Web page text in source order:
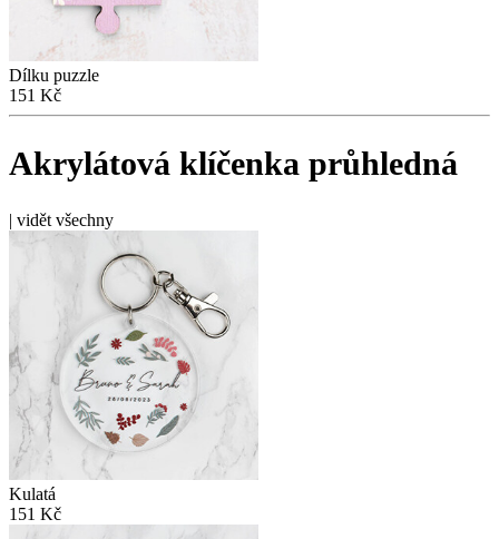
Dílku puzzle
151 Kč
Akrylátová klíčenka průhledná
| vidět všechny
Kulatá
151 Kč